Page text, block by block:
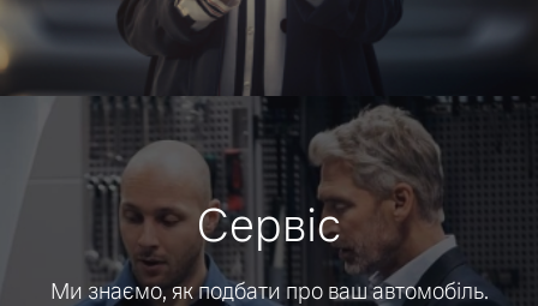
Сервіс
Ми знаємо, як подбати про ваш автомобіль.